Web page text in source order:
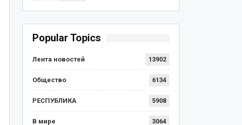
Popular Topics
Лента новостей 13902
Общество 6134
РЕСПУБЛИКА 5908
В мире 3064